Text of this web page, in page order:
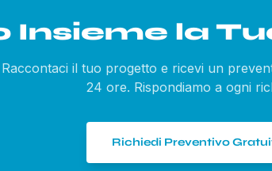
Insieme la
Raccontaci il tuo progetto e ricevi un
24 ore. Rispondiamo a ogni
Richiedi Preventivo